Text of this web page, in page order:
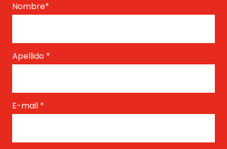
Nombre*
Apellido *
E-mail *